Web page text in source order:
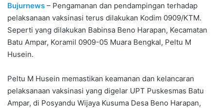
Bujurnews – Pengamanan dan pendampingan terhadap
pelaksanaan vaksinasi terus dilakukan Kodim 0909/KTM.
Seperti yang dilakukan Babinsa Beno Harapan, Kecamatan
Batu Ampar, Koramil 0909-05 Muara Bengkal, Peltu M
Husein.
Peltu M Husein memastikan keamanan dan kelancaran
pelaksanaan vaksinasi yang digelar UPT Puskesmas Batu
Ampar, di Posyandu Wijaya Kusuma Desa Beno Harapan,